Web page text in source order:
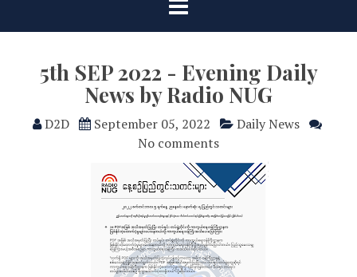
5th SEP 2022 - Evening Daily
News by Radio NUG
D2D September 05, 2022
Daily News
No comments